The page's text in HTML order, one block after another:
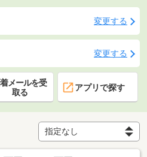
変更する
変更する
メールを受
取る
アプリで探す